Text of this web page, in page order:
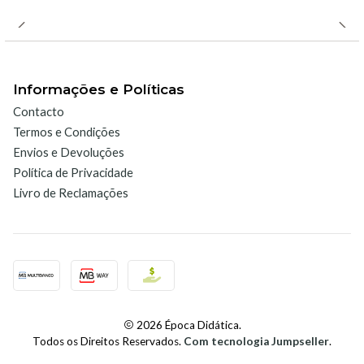
Informações e Políticas
Contacto
Termos e Condições
Envios e Devoluções
Política de Privacidade
Livro de Reclamações
2026 Época Didática.
Todos os Direitos Reservados. Com tecnologia Jumpseller.